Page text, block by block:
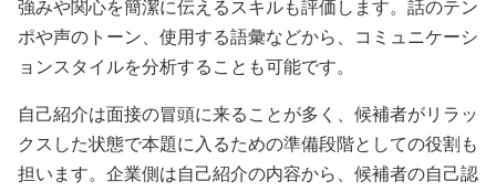
強みや関心を簡潔に伝えるスキルも評価します。話のテン
ポや声のトーン、使用する語彙などから、コミュニケーシ
ョンスタイルを分析することも可能です。
自己紹介は面接の冒頭に来ることが多く、候補者がリラッ
クスした状態で本題に入るための準備段階としての役割も
担います。企業側は自己紹介の内容から、候補者の自己認